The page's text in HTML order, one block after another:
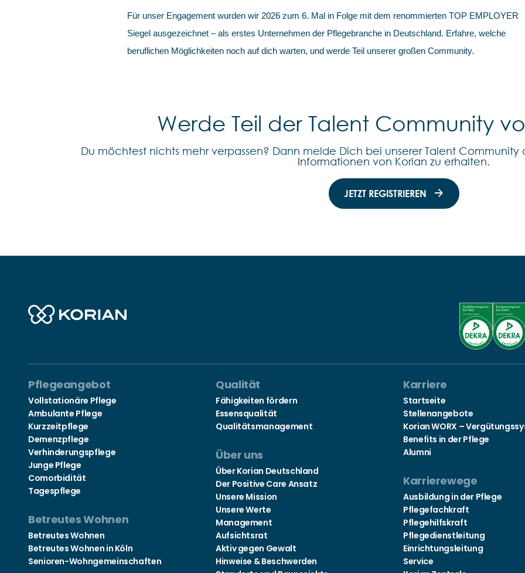
Für unser Engagement wurden wir 2026 zum 6. Mal in Folge mit dem renommierten TOP EMPLOYER
Siegel ausgezeichnet – als erstes Unternehmen der Pflegebranche in Deutschland. Erfahre, welche
beruflichen Möglichkeiten noch auf dich warten, und werde Teil unserer großen Community.
Werde Teil der Talent Community
Du möchtest nichts mehr verpassen? Dann melde Dich bei unserer Talent
Informationen von Korian zu erhalten.
JETZT REGISTRIEREN
Pflegeangebot
Vollstationäre Pflege
Ambulante Pflege
Kurzzeitpflege
Demenzpflege
Verhinderungspflege
Junge Pflege
Comorbidität
Tagespflege
Betreutes Wohnen
Betreutes Wohnen
Betreutes Wohnen in Köln
Senioren-Wohngemeinschaften
Qualität
Fähigkeiten fördern
Essensqualität
Qualitätsmanagement
Über uns
Über Korian Deutschland
Der Positive Care Ansatz
Unsere Mission
Unsere Werte
Management
Aufsichtsrat
Aktiv gegen Gewalt
Hinweise & Beschwerden
Karriere
Startseite
Stellenangebote
Korian WORX –
Benefits in der Pflege
Alumni
Karrierewege
Ausbildung in der Pflege
Pflegefachkraft
Pflegehilfskraft
Pflegedienstleitung
Einrichtungsleitung
Service